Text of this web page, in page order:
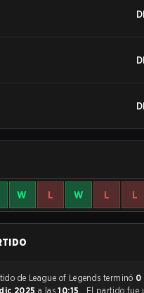
W L W L L
El partido de League of Legends terminó 0
2025 a las10:15 . El partido fue